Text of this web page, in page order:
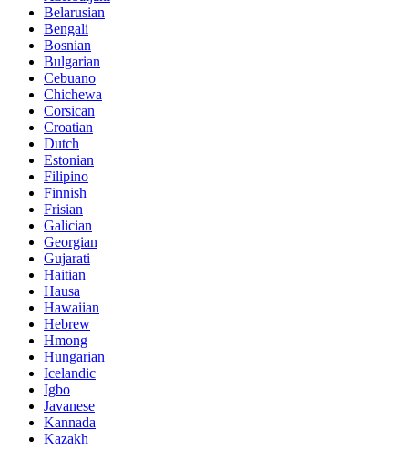
Belarusian
Bengali
Bosnian
Bulgarian
Cebuano
Chichewa
Corsican
Croatian
Dutch
Estonian
Filipino
Finnish
Frisian
Galician
Georgian
Gujarati
Haitian
Hausa
Hawaiian
Hebrew
Hmong
Hungarian
Icelandic
Igbo
Javanese
Kannada
Kazakh